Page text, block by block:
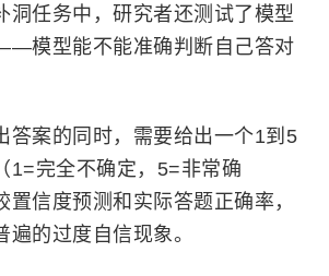
洞任务中，研究者还测试了模型
模型能不能准确判断自己答对
答案的同时，需要给出一个1到5
1=完全不确定，5=非常确
置信度预测和实际答题正确率，
的过度自信现象。